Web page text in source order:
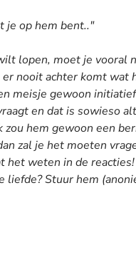
je op hem bent.."
lopen, moet je vooral
nooit achter komt wat
meisje gewoon
en dat is sowieso
hem gewoon een
zal je het moeten
het weten in de reacties!
liefde? Stuur hem